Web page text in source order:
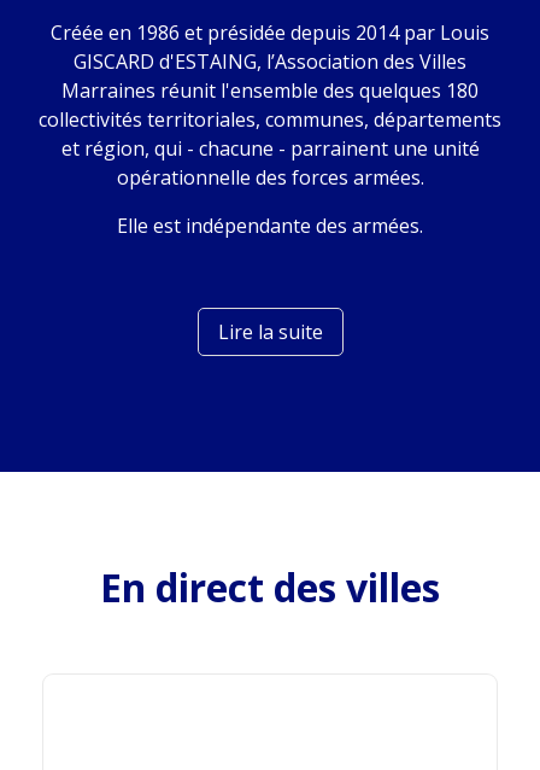
Créée en 1986 et présidée depuis 2014 par Louis
GISCARD d'ESTAING, l’Association des Villes
Marraines réunit l'ensemble des quelques 180
collectivités territoriales, communes, départements
et région, qui - chacune - parrainent une unité
opérationnelle des forces armées.
Elle est indépendante des armées.
Lire la suite
En direct des villes